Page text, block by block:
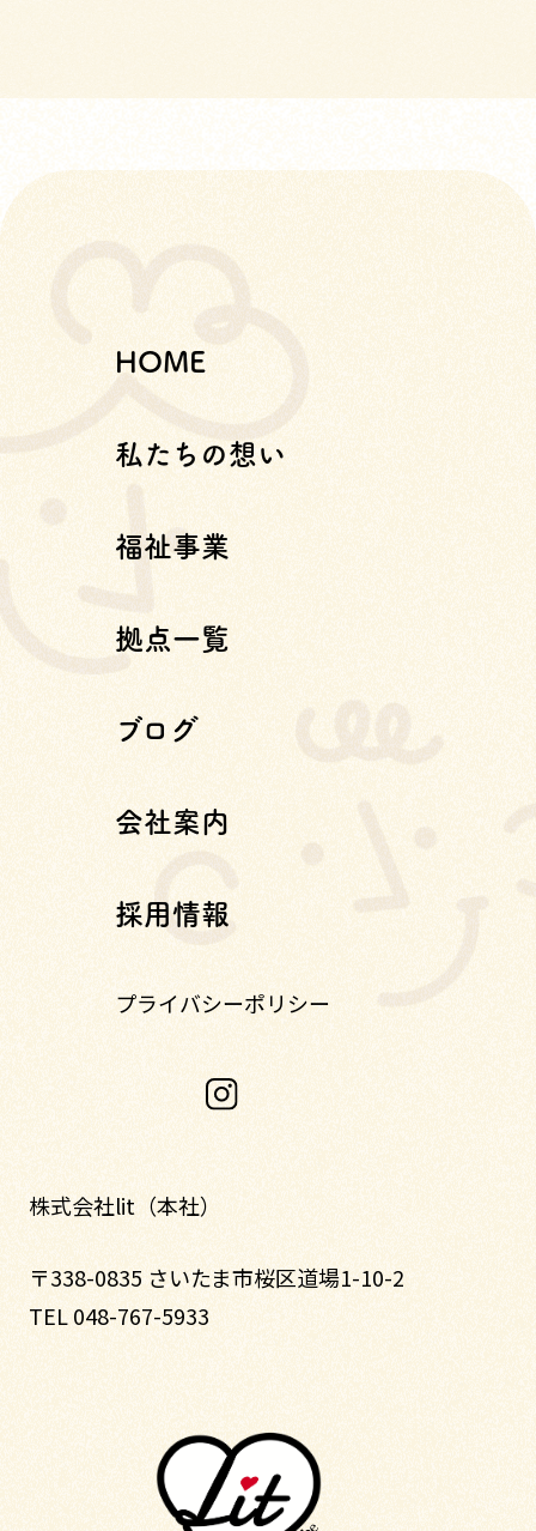
HOME
私たちの想い
福祉事業
拠点一覧
ブログ
会社案内
採用情報
プライバシーポリシー
株式会社lit（本社）
〒338-0835 さいたま市桜区道場1-10-2
TEL 048-767-5933